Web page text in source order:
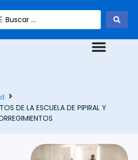
DE LA ESCUELA DE PIPIRAL Y